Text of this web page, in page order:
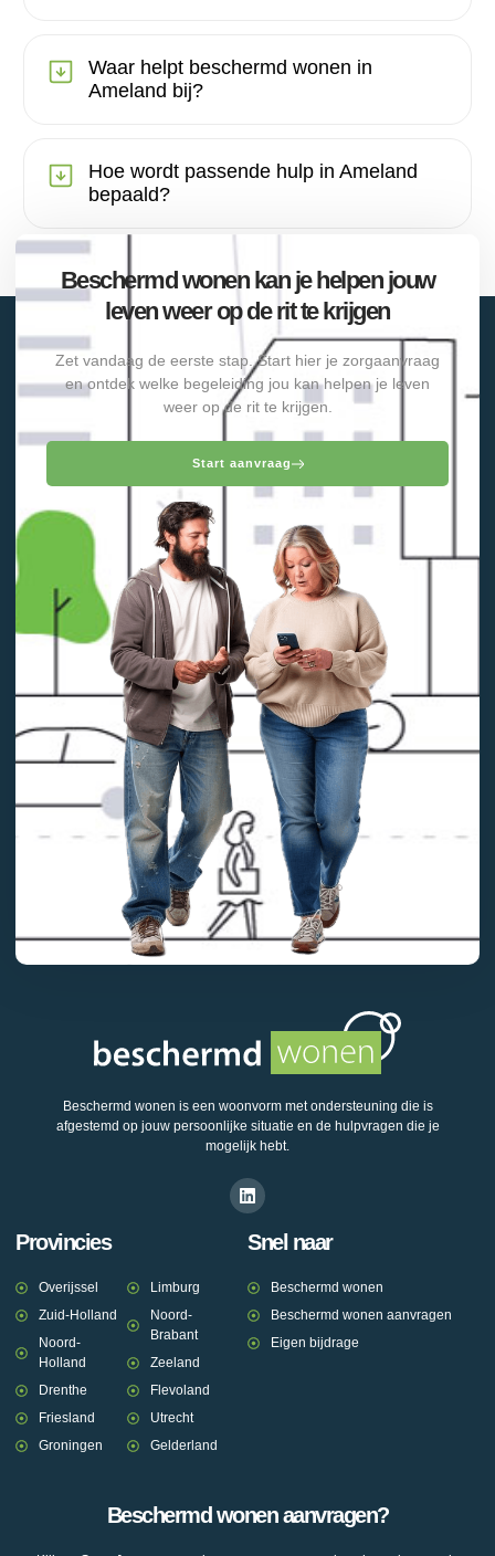
Waar helpt beschermd wonen in
Ameland bij?
Hoe wordt passende hulp in Ameland
bepaald?
Beschermd wonen kan je helpen jouw
leven weer op de rit te krijgen
Zet vandaag de eerste stap. Start hier je zorgaanvraag
en ontdek welke begeleiding jou kan helpen je leven
weer op de rit te krijgen.
Start aanvraag
Beschermd wonen is een woonvorm met ondersteuning die is
afgestemd op jouw persoonlijke situatie en de hulpvragen die je
mogelijk hebt.
Provincies
Overijssel
Zuid-Holland
Noord-
Holland
Drenthe
Friesland
Groningen
Limburg
Noord-
Brabant
Zeeland
Flevoland
Utrecht
Gelderland
Snel naar
Beschermd wonen
Beschermd wonen aanvragen
Eigen bijdrage
Beschermd wonen aanvragen?